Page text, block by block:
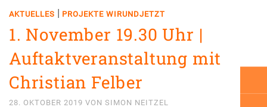
AKTUELLES | PROJEKTE WIRUNDJETZT
1. November 19.30 Uhr |
Auftaktveranstaltung mit
Christian Felber
28. OKTOBER 2019 VON SIMON NEITZEL